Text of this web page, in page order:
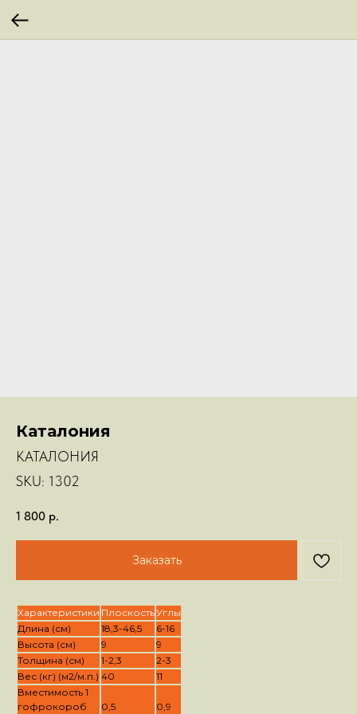
Каталония
КАТАЛОНИЯ
SKU: 1302
1 800 р.
Заказать
Характеристики ПлоскостьУглы
Длина (см)
18,3-46,5
6-16
Высота (см)
9
9
Толщина (см)
1-2,3
2-3
Вес (кг) (м2/м.п.) 40
11
Вместимость 1
гофрокороб
0,5 0,9